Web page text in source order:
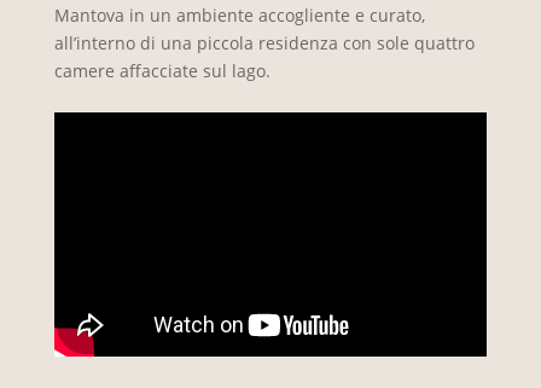
Mantova in un ambiente accogliente e curato,
all’interno di una piccola residenza con sole quattro
camere affacciate sul lago.